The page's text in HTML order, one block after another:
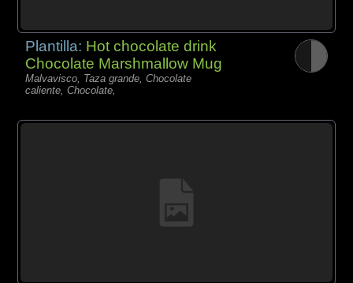
Plantilla: Hot chocolate drink
Chocolate Marshmallow Mug
Malvavisco, Taza grande, Chocolate
caliente, Chocolate,